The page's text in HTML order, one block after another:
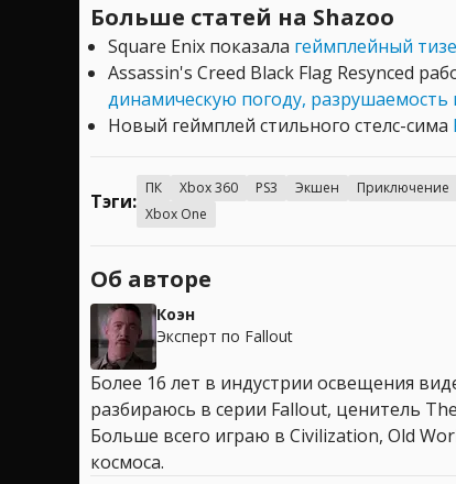
Больше статей на Shazoo
Square Enix показала геймплейный
Assassin's Creed Black Flag Resynced
динамическую погоду,
Новый геймплей стильного стелс-сима
Тэги:
ПК Xbox 360 PS3 Экшен Приключение
Xbox One
Об авторе
Коэн
Эксперт по Fallout
Более 16 лет в индустрии освещения
разбираюсь в серии Fallout, ценитель
Больше всего играю в Civilization, Old
космоса.